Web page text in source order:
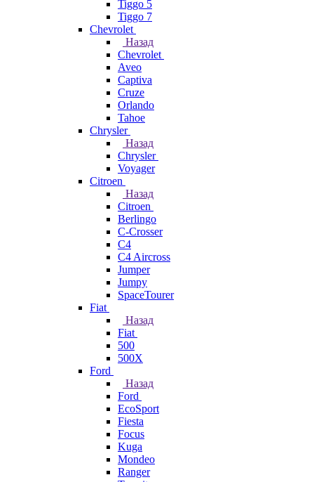
Tiggo 5
Tiggo 7
Chevrolet
Назад
Chevrolet
Aveo
Captiva
Cruze
Orlando
Tahoe
Chrysler
Назад
Chrysler
Voyager
Citroen
Назад
Citroen
Berlingo
C-Crosser
C4
C4 Aircross
Jumper
Jumpy
SpaceTourer
Fiat
Назад
Fiat
500
500X
Ford
Назад
Ford
EcoSport
Fiesta
Focus
Kuga
Mondeo
Ranger